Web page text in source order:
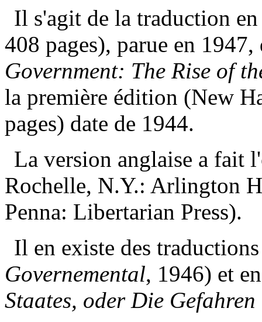
Il s'agit de la traduction
408 pages), parue en
Government: The Rise of
la première édition (New
pages) date de 1944.
La version anglaise a fait
Rochelle, N.Y.: Arlington
Penna: Libertarian Press).
Il en existe des
Governemental, 1946) et
Staates, oder Die